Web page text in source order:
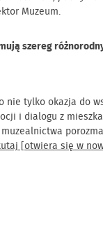
Muzeum.
szereg
nie tylko okazja
i dialogu z
[otwiera się w